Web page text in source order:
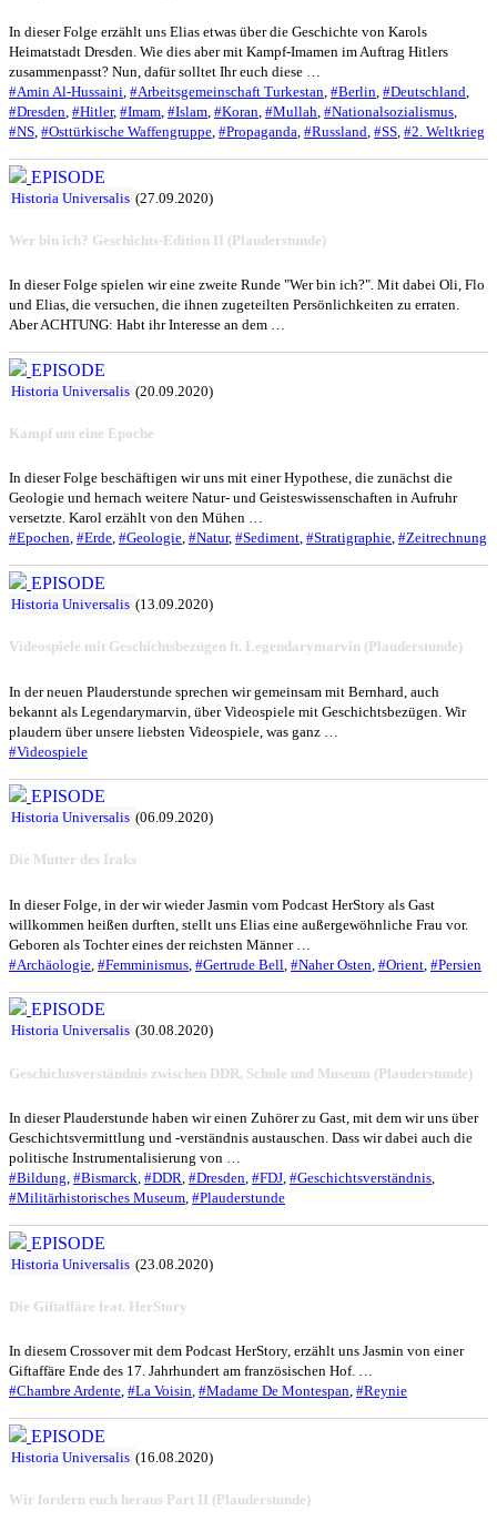
In dieser Folge erzählt uns Elias etwas über die Geschichte von Karols
Heimatstadt Dresden. Wie dies aber mit Kampf-Imamen im Auftrag Hitlers
zusammenpasst? Nun, dafür solltet Ihr euch diese …
#Amin Al-Hussaini, #Arbeitsgemeinschaft Turkestan, #Berlin, #Deutschland,
#Dresden, #Hitler, #Imam, #Islam, #Koran, #Mullah, #Nationalsozialismus,
#NS, #Osttürkische Waffengruppe, #Propaganda, #Russland, #SS, #2. Weltkrieg
EPISODE
Historia Universalis (27.09.2020)
Wer bin ich? Geschichts-Edition II (Plauderstunde)
In dieser Folge spielen wir eine zweite Runde "Wer bin ich?". Mit dabei Oli, Flo
und Elias, die versuchen, die ihnen zugeteilten Persönlichkeiten zu erraten.
Aber ACHTUNG: Habt ihr Interesse an dem …
EPISODE
Historia Universalis (20.09.2020)
Kampf um eine Epoche
In dieser Folge beschäftigen wir uns mit einer Hypothese, die zunächst die
Geologie und hernach weitere Natur- und Geisteswissenschaften in Aufruhr
versetzte. Karol erzählt von den Mühen …
#Epochen, #Erde, #Geologie, #Natur, #Sediment, #Stratigraphie, #Zeitrechnung
EPISODE
Historia Universalis (13.09.2020)
Videospiele mit Geschichtsbezügen ft. Legendarymarvin (Plauderstunde)
In der neuen Plauderstunde sprechen wir gemeinsam mit Bernhard, auch
bekannt als Legendarymarvin, über Videospiele mit Geschichtsbezügen. Wir
plaudern über unsere liebsten Videospiele, was ganz …
#Videospiele
EPISODE
Historia Universalis (06.09.2020)
Die Mutter des Iraks
In dieser Folge, in der wir wieder Jasmin vom Podcast HerStory als Gast
willkommen heißen durften, stellt uns Elias eine außergewöhnliche Frau vor.
Geboren als Tochter eines der reichsten Männer …
#Archäologie #Femminismus #Gertrude Bell #Naher Osten #Orient #Persien
EPISODE
Historia Universalis (30.08.2020)
Geschichtsverständnis zwischen DDR, Schule und Museum (Plauderstunde)
In dieser Plauderstunde haben wir einen Zuhörer zu Gast, mit dem wir uns über
Geschichtsvermittlung und -verständnis austauschen. Dass wir dabei auch die
politische Instrumentalisierung von …
#Bildung #Bismarck #DDR #Dresden #FDJ #Geschichtsverständnis
#Militärhistorisches Museum #Plauderstunde
EPISODE
Historia Universalis (23.08.2020)
Die Giftaffäre feat. HerStory
In diesem Crossover mit dem Podcast HerStory, erzählt uns Jasmin von einer
Giftaffäre Ende des 17. Jahrhundert am französischen Hof. …
#Chambre Ardente #La Voisin #Madame De Montespan #Reynie
EPISODE
Historia Universalis (16.08.2020)
Wir fordern euch heraus Part II (Plauderstunde)